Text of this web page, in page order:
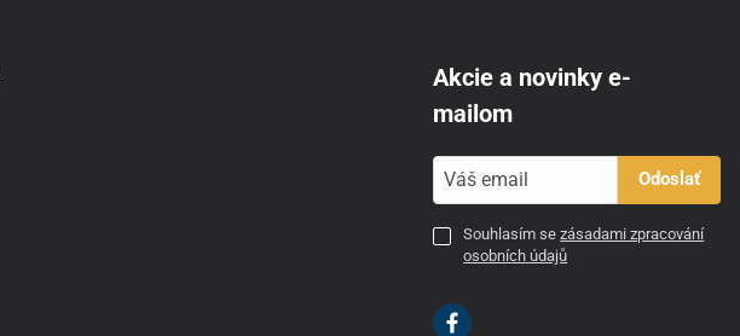
Akcie a novinky e-
mailom
Odoslať
Souhlasím sezásadami zpracování
osobních údajů